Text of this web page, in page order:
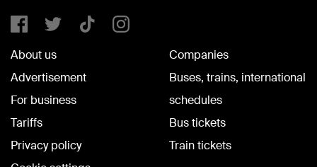
About us
Advertisement
For business
Tariffs
Privacy policy
Companies
Buses, trains, international
schedules
Bus tickets
Train tickets